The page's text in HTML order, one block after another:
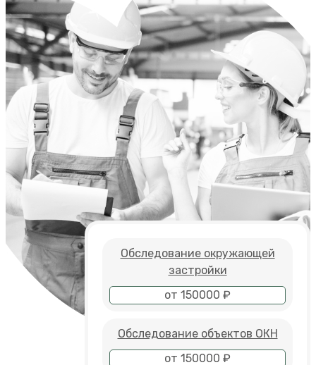
Обследование окружающей
застройки
от 150000 ₽
Обследование объектов ОКН
от 150000 ₽